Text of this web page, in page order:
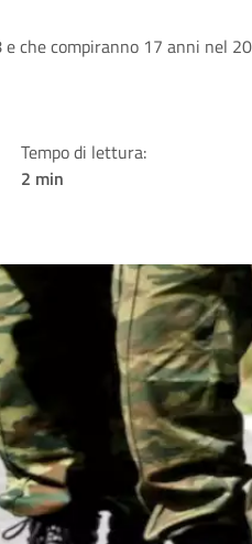
che compiranno 17 anni nel
Tempo di lettura:
2 min